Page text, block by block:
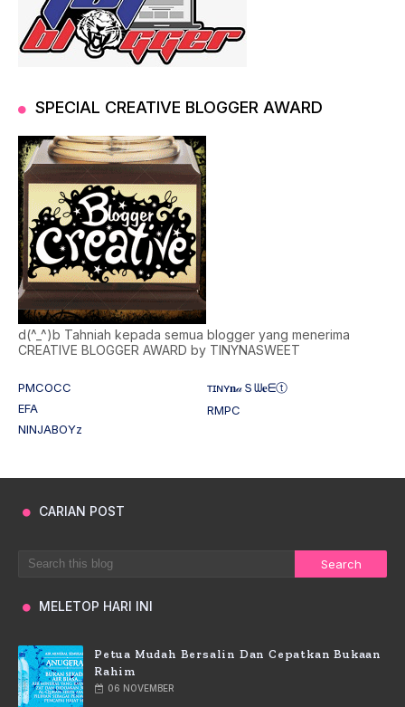
SPECIAL CREATIVE BLOGGER AWARD
d(^_^)b Tahniah kepada semua blogger yang menerima
CREATIVE BLOGGER AWARD by TINYNASWEET
PMCOCC
ᴛɪɴʏ𝐧𝒶Ｓᗯ𝐞ᗴⓣ
EFA
RMPC
NINJABOYz
CARIAN POST
MELETOP HARI INI
Petua Mudah Bersalin Dan Cepatkan Bukaan
Rahim
06 NOVEMBER